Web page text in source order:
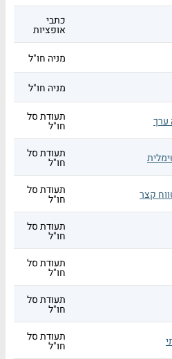
כתבי
אופציות
מניה חו"ל
מניה חו"ל
תעודת סל
חו"ל
תעודת סל
חו"ל
קצר תעודת סל
חו"ל
תעודת סל
חו"ל
תעודת סל
חו"ל
תעודת סל
חו"ל
תעודת סל
חו"ל